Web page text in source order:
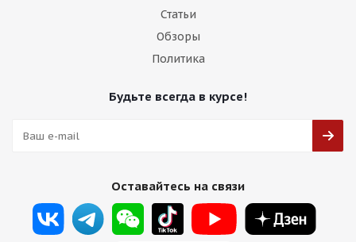
Статьи
Обзоры
Политика
Будьте всегда в курсе!
Оставайтесь на связи